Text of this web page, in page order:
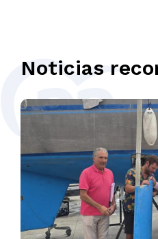
Noticias